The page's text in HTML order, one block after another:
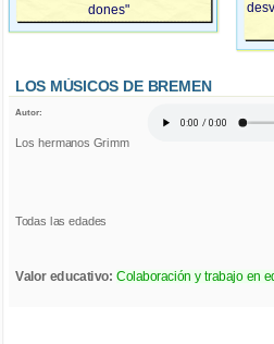
dones"
LOS MÚSICOS DE BREMEN
Autor:
Los hermanos Grimm
Todas las edades
Valor educativo:Colaboración y trabajo en